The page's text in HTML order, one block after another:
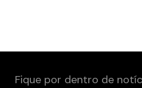
Fique por dentro de